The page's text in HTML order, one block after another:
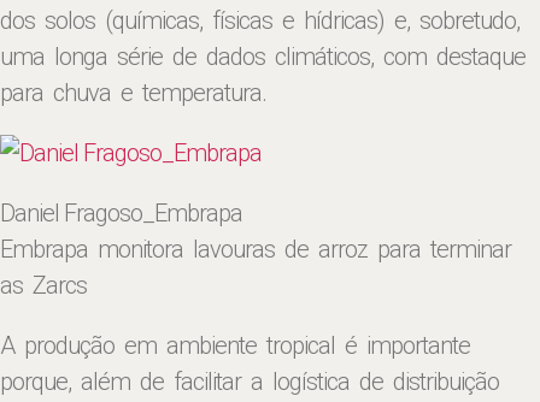
dos solos (químicas, físicas e hídricas) e, sobretudo,
uma longa série de dados climáticos, com destaque
para chuva e temperatura.
Daniel Fragoso_Embrapa
Embrapa monitora lavouras de arroz para terminar
as Zarcs
A produção em ambiente tropical é importante
porque, além de facilitar a logística de distribuição